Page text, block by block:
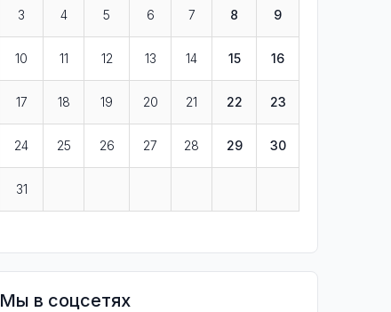
3 4 5 6 7 8 9
10 11 12 13 14 15 16
17 18 19 20 21 22 23
24 25 26 27 28 29 30
31
Мы в соцсетях